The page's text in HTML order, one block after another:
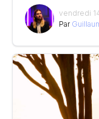
vendredi
Par